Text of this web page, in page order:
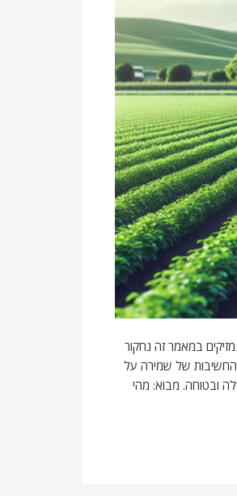
מזיקים במאמר זה נחקור
החשיבות של שמירה על
ובטוחה. מבוא: מהי